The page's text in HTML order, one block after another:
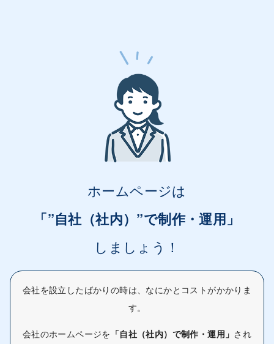
ホームページは
「”自社（社内）”で制作・運用」
しましょう！
会社を設立したばかりの時は、なにかとコストがかかりま
す。
会社のホームページを 「自社（社内）で制作・運用」 され